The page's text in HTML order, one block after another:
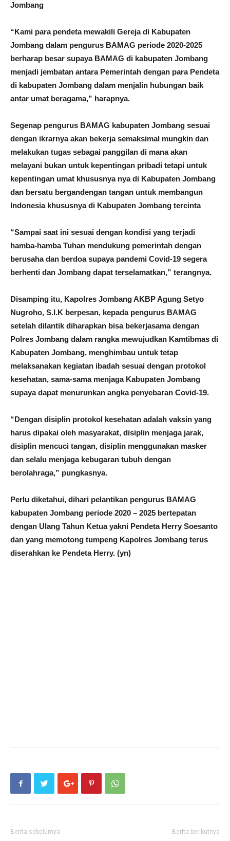
Jombang
“Kami para pendeta mewakili Gereja di Kabupaten
Jombang dalam pengurus BAMAG periode 2020-2025
berharap besar supaya BAMAG di kabupaten Jombang
menjadi jembatan antara Pemerintah dengan para Pendeta
di kabupaten Jombang dalam menjalin hubungan baik
antar umat beragama,” harapnya.
Segenap pengurus BAMAG kabupaten Jombang sesuai
dengan ikrarnya akan bekerja semaksimal mungkin dan
melakukan tugas sebagai panggilan di mana akan
melayani bukan untuk kepentingan pribadi tetapi untuk
kepentingan umat khususnya nya di Kabupaten Jombang
dan bersatu bergandengan tangan untuk membangun
Indonesia khususnya di Kabupaten Jombang tercinta
“Sampai saat ini sesuai dengan kondisi yang terjadi
hamba-hamba Tuhan mendukung pemerintah dengan
berusaha dan berdoa supaya pandemi Covid-19 segera
berhenti dan Jombang dapat terselamatkan,” terangnya.
Disamping itu, Kapolres Jombang AKBP Agung Setyo
Nugroho, S.I.K berpesan, kepada pengurus BAMAG
setelah dilantik diharapkan bisa bekerjasama dengan
Polres Jombang dalam rangka mewujudkan Kamtibmas di
Kabupaten Jombang, menghimbau untuk tetap
melaksanakan kegiatan ibadah sesuai dengan protokol
kesehatan, sama-sama menjaga Kabupaten Jombang
supaya dapat menurunkan angka penyebaran Covid-19.
“Dengan disiplin protokol kesehatan adalah vaksin yang
harus dipakai oleh masyarakat, disiplin menjaga jarak,
disiplin mencuci tangan, disiplin menggunakan masker
dan selalu menjaga kebugaran tubuh dengan
berolahraga,” pungkasnya.
Perlu diketahui, dihari pelantikan pengurus BAMAG
kabupaten Jombang periode 2020 – 2025 bertepatan
dengan Ulang Tahun Ketua yakni Pendeta Herry Soesanto
dan yang memotong tumpeng Kapolres Jombang terus
diserahkan ke Pendeta Herry. (yn)
Berita sebelumya Berita berikutnya